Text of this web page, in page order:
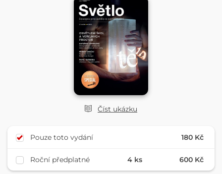
Číst ukázku
Pouze toto vydání 180 Kč
Roční předplatné 4 ks 600 Kč